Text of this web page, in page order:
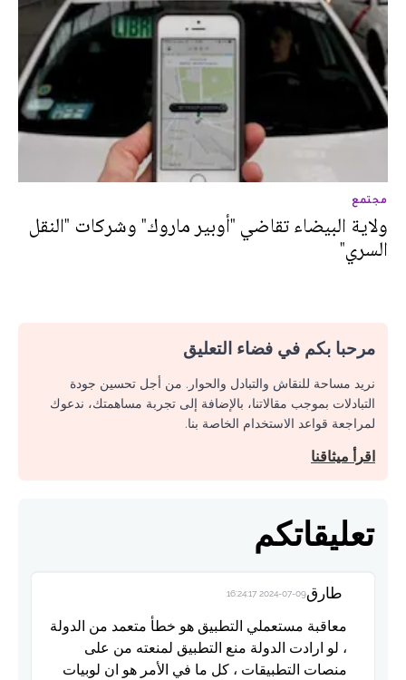
مجتمع
ولاية البيضاء تقاضي "أوبير ماروك" وشركات "النقل
السري"
مرحبا بكم في فضاء التعليق
نريد مساحة للنقاش والتبادل والحوار. من أجل تحسين جودة
التبادلات بموجب مقالاتنا، بالإضافة إلى تجربة مساهمتك، ندعوك
لمراجعة قواعد الاستخدام الخاصة بنا.
اقرأ ميثاقنا
تعليقاتكم
طارق2024-07-09 16:24:17
معاقبة مستعملي التطبيق هو خطأ متعمد من الدولة
، لو ارادت الدولة منع التطبيق لمنعته من على
منصات التطبيقات ، كل ما في الأمر هو ان لوبيات